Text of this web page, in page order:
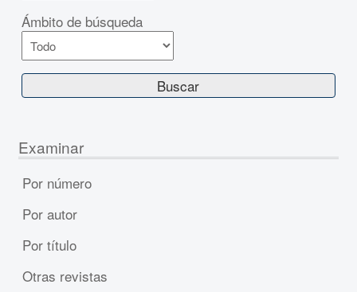
Ámbito de búsqueda
Examinar
Por número
Por autor
Por título
Otras revistas